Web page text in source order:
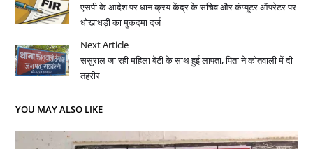
एसपी के आदेश पर धान क्रय केंद्र के सचिव और कंप्यूटर ऑपरेटर पर
धोखाधड़ी का मुकदमा दर्ज
Next Article
ससुराल जा रही महिला बेटी के साथ हुई लापता, पिता ने कोतवाली में दी
तहरीर
YOU MAY ALSO LIKE